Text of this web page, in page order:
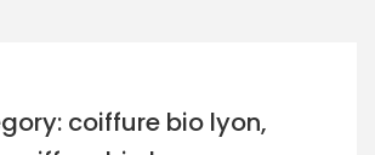
coiffure bio lyon,